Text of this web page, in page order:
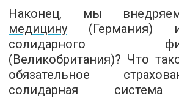
Наконец, мы
медицину (Германия)
солидарного
(Великобритания)? Что
обязательное
солидарная